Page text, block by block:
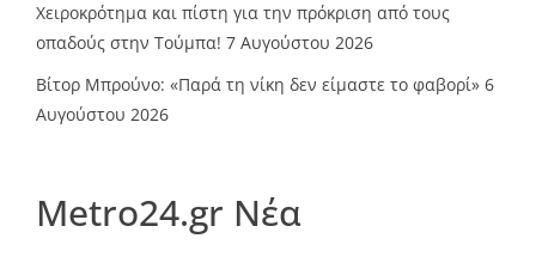
Χειροκρότημα και πίστη για την πρόκριση από τους
οπαδούς στην Τούμπα! 7 Αυγούστου 2026
Βίτορ Μπρούνο: «Παρά τη νίκη δεν είμαστε το φαβορί» 6
Αυγούστου 2026
Metro24.gr Νέα